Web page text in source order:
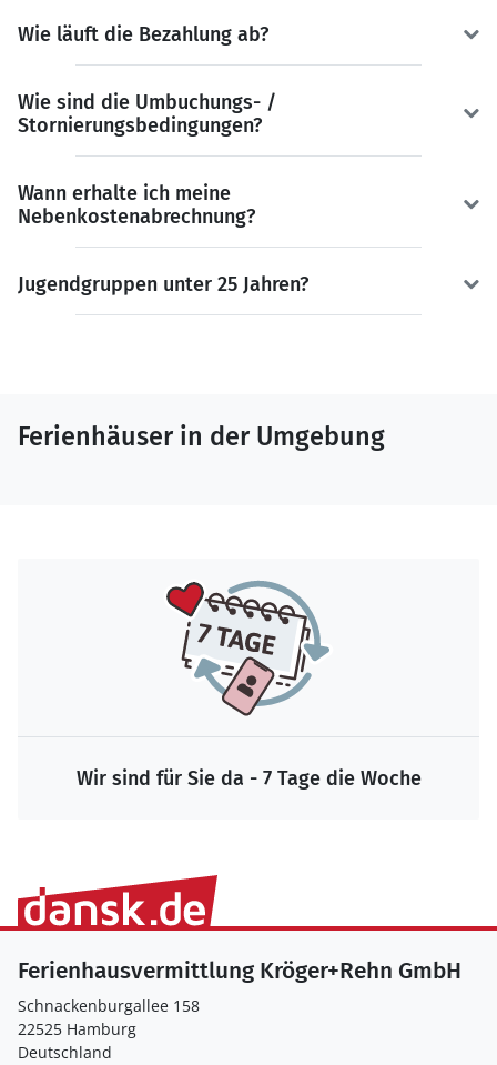
Wie läuft die Bezahlung ab?
Wie sind die Umbuchungs- /
Stornierungsbedingungen?
Wann erhalte ich meine
Nebenkostenabrechnung?
Jugendgruppen unter 25 Jahren?
Ferienhäuser in der Umgebung
Wir sind für Sie da - 7 Tage die Woche
Ferienhausvermittlung Kröger+Rehn GmbH
Schnackenburgallee 158
22525 Hamburg
Deutschland